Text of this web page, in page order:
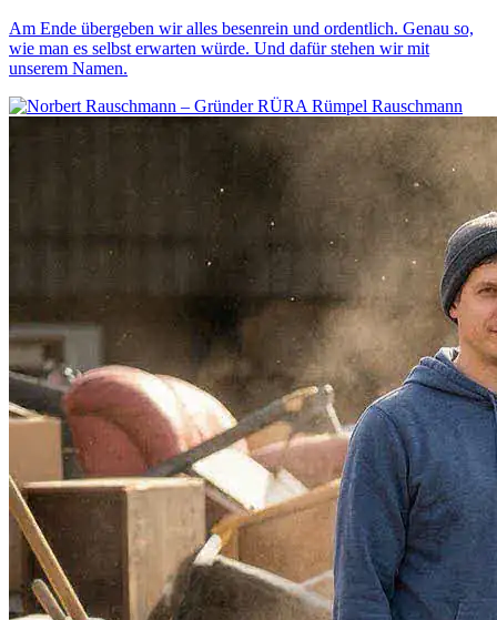
Am Ende übergeben wir alles besenrein und ordentlich. Genau so,
wie man es selbst erwarten würde. Und dafür stehen wir mit
unserem Namen.